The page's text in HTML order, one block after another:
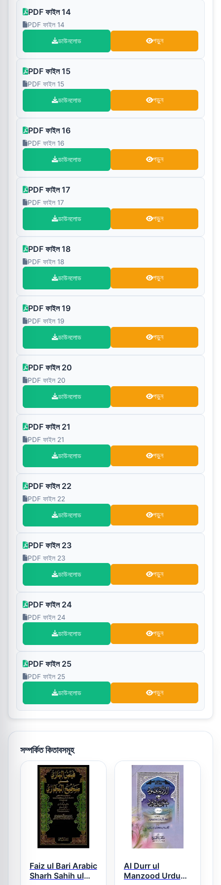
PDF ফাইল 14
PDF ফাইল 14
ডাউনলোড পড়ুন
PDF ফাইল 15
PDF ফাইল 15
ডাউনলোড পড়ুন
PDF ফাইল 16
PDF ফাইল 16
ডাউনলোড পড়ুন
PDF ফাইল 17
PDF ফাইল 17
ডাউনলোড পড়ুন
PDF ফাইল 18
PDF ফাইল 18
ডাউনলোড পড়ুন
PDF ফাইল 19
PDF ফাইল 19
ডাউনলোড পড়ুন
PDF ফাইল 20
PDF ফাইল 20
ডাউনলোড পড়ুন
PDF ফাইল 21
PDF ফাইল 21
ডাউনলোড পড়ুন
PDF ফাইল 22
PDF ফাইল 22
ডাউনলোড পড়ুন
PDF ফাইল 23
PDF ফাইল 23
ডাউনলোড পড়ুন
PDF ফাইল 24
PDF ফাইল 24
ডাউনলোড পড়ুন
PDF ফাইল 25
PDF ফাইল 25
ডাউনলোড পড়ুন
সম্পর্কিত কিতাবসমূহ
Faiz ul Bari Arabic
Sharh Sahih ul
Al Durr ul
Manzood Urdu